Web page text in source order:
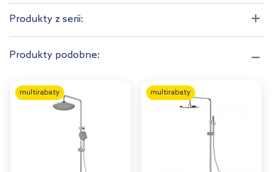
Produkty z serii:
Produkty podobne:
multirabaty multirabaty